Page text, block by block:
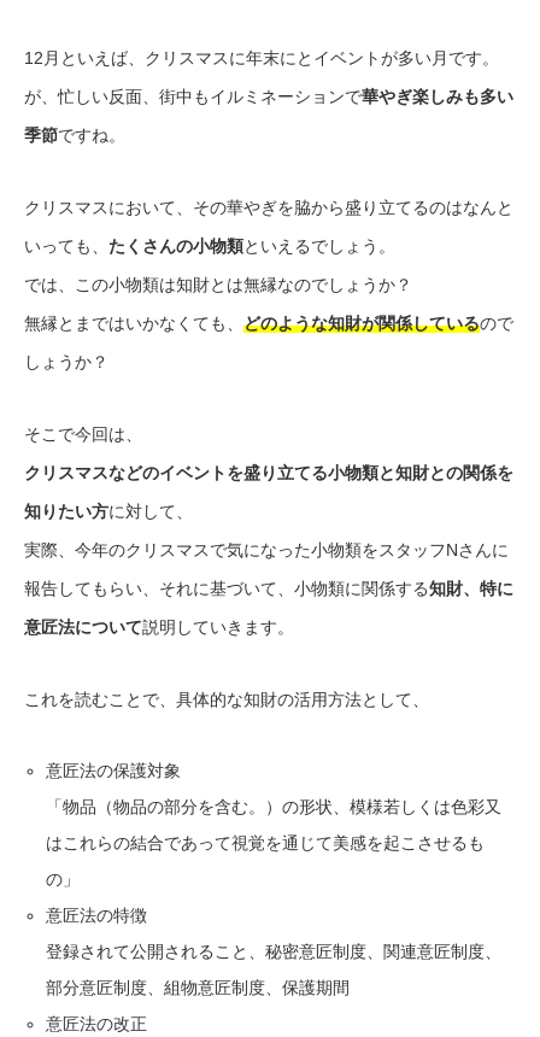
12月といえば、クリスマスに年末にとイベントが多い月です。
が、忙しい反面、街中もイルミネーションで華やぎ楽しみも多い
季節ですね。
クリスマスにおいて、その華やぎを脇から盛り立てるのはなんと
いっても、 たくさんの小物類といえるでしょう。
では、この小物類は知財とは無縁なのでしょうか？
無縁とまではいかなくても、 どのような知財が関係しているので
しょうか？
そこで今回は、
クリスマスなどのイベントを盛り立てる小物類と知財との関係を
知りたい方に対して、
実際、今年のクリスマスで気になった小物類をスタッフNさんに
報告してもらい、それに基づいて、小物類に関係する知財、特に
意匠法について説明していきます。
これを読むことで、具体的な知財の活用方法として、
意匠法の保護対象
「物品（物品の部分を含む。）の形状、模様若しくは色彩又
はこれらの結合であって視覚を通じて美感を起こさせるも
の」
意匠法の特徴
登録されて公開されること、秘密意匠制度、関連意匠制度、
部分意匠制度、組物意匠制度、保護期間
意匠法の改正